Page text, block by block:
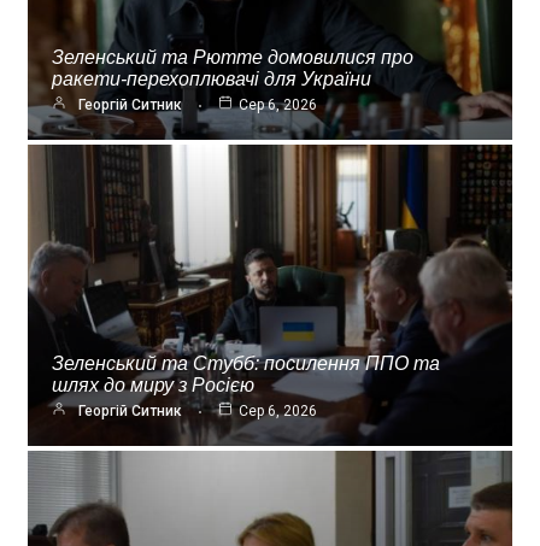
Зеленський та Рютте домовилися про
ракети-перехоплювачі для України
Георгій Ситник Сер 6, 2026
Зеленський та Стубб: посилення ППО та
шлях до миру з Росією
Георгій Ситник Сер 6, 2026